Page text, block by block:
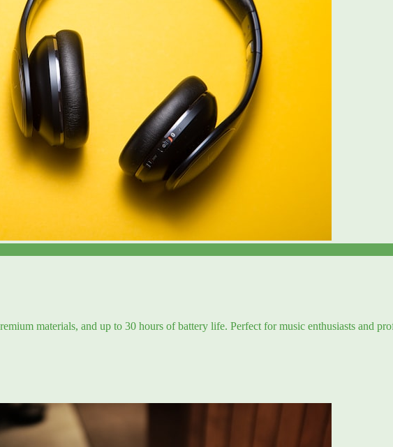
materials, and up to 30 hours of battery life. Perfect for music enthusiasts and